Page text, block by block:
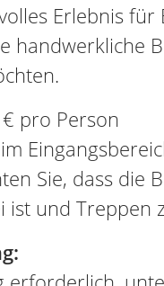
Erlebnis
handwerkliche
pro Person
Sie, dass die
ist und Treppen